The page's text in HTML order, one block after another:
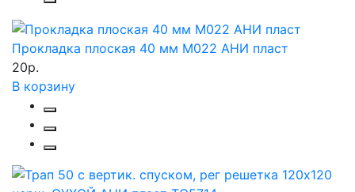
Прокладка плоская 40 мм М022 АНИ пласт
20р.
В корзину